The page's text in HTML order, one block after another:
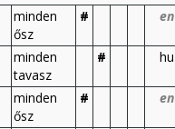
minden
ősz
# en
minden
tavasz
# hu
minden
ősz
# en